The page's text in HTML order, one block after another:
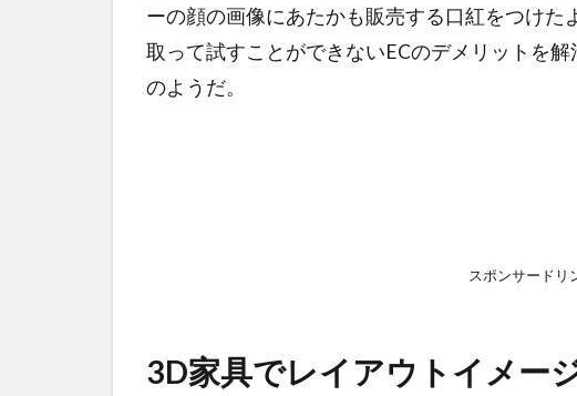
ーの顔の画像にあたかも販売する口紅をつけた
取って試すことができないECのデメリットを
のようだ。
スポンサードリ
3D家具でレイアウトイメー